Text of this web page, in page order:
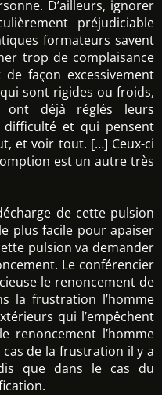
D’ailleurs, ignorer
préjudiciable
formateurs savent
trop de complaisance
façon excessivement
sont rigides ou froids,
déjà réglés leurs
difficulté et qui pensent
et voir tout. […] Ceux-ci
est un autre très
de cette pulsion
plus facile pour apaiser
pulsion va demander
Le conférencier
le renoncement de
la frustration l’homme
qui l’empêchent
renoncement l’homme
de la frustration il y a
que dans le cas du